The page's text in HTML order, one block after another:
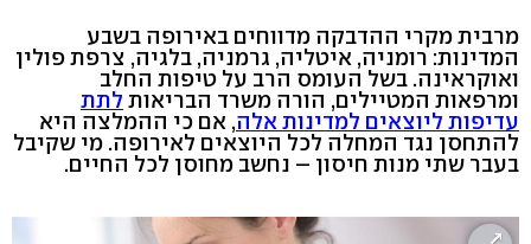
מרבית מקרי ההדבקה מדווחים באירופה בשבע
המדינות: רומניה, איטליה, גרמניה, בלגיה, צרפת פולין
ואוקראינה. בשל העומס הרב על טיפות החלב
ומרפאות המטיילים, הורה משרד הבריאות לתת
עדיפות ליוצאים למדינות אלה, אם כי ההמלצה היא
להתחסן נגד המחלה לכל היוצאים לאירופה. מי שקיבל
בעבר שתי מנות חיסון – נחשב מחוסן לכל החיים.